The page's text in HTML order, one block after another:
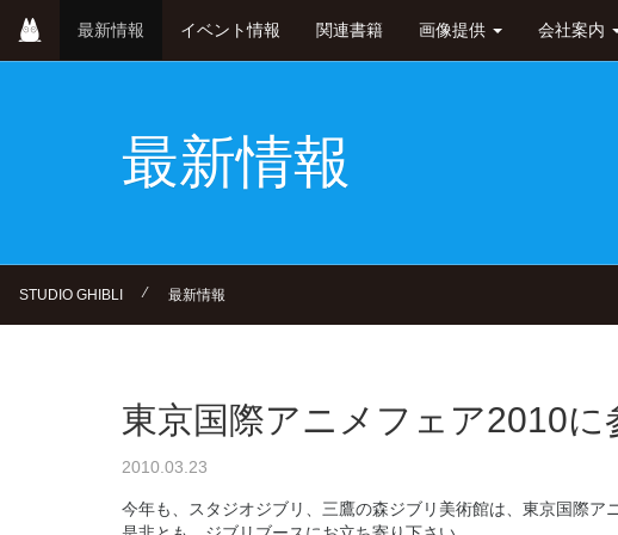
main
最新情報 イベント情報 関連書籍 画像提供 会社案内
最新情報
STUDIO GHIBLI ⁄ 最新情報
東京国際アニメフェア2010に
2010.03.23
今年も、スタジオジブリ、三鷹の森ジブリ美術館は、東京国際ア